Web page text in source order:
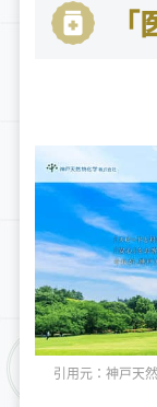
引用元：神戸天